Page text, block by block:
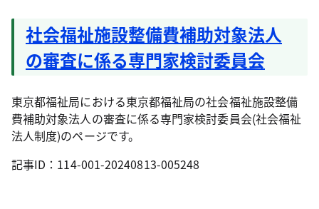
社会福祉施設整備費補助対象法人
の審査に係る専門家検討委員会
東京都福祉局における東京都福祉局の社会福祉施設整備
費補助対象法人の審査に係る専門家検討委員会(社会福祉
法人制度)のページです。
記事ID：114-001-20240813-005248